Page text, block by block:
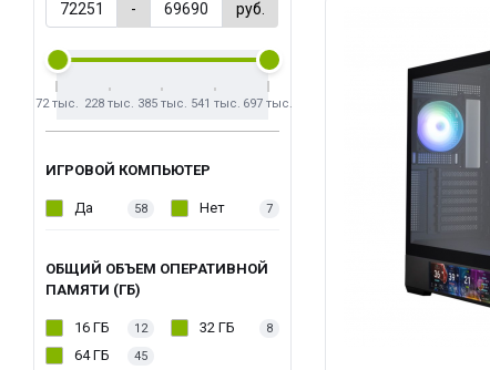
- руб.
72 тыс. 228 тыс. 385 тыс. 541 тыс. 697 тыс.
ИГРОВОЙ КОМПЬЮТЕР
Да 58 Нет 7
ОБЩИЙ ОБЪЕМ ОПЕРАТИВНОЙ
ПАМЯТИ (ГБ)
16 ГБ 12 32 ГБ 8
64 ГБ 45